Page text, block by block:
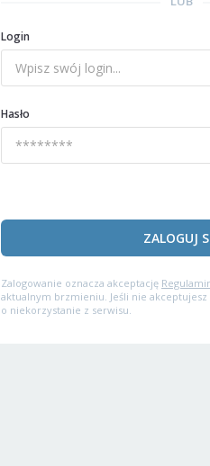
Login
Hasło
ZALOGUJ
Zalogowanie oznacza akceptację
aktualnym brzmieniu. Jeśli nie
o niekorzystanie z serwisu.